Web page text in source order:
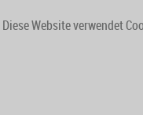
Diese Website verwendet